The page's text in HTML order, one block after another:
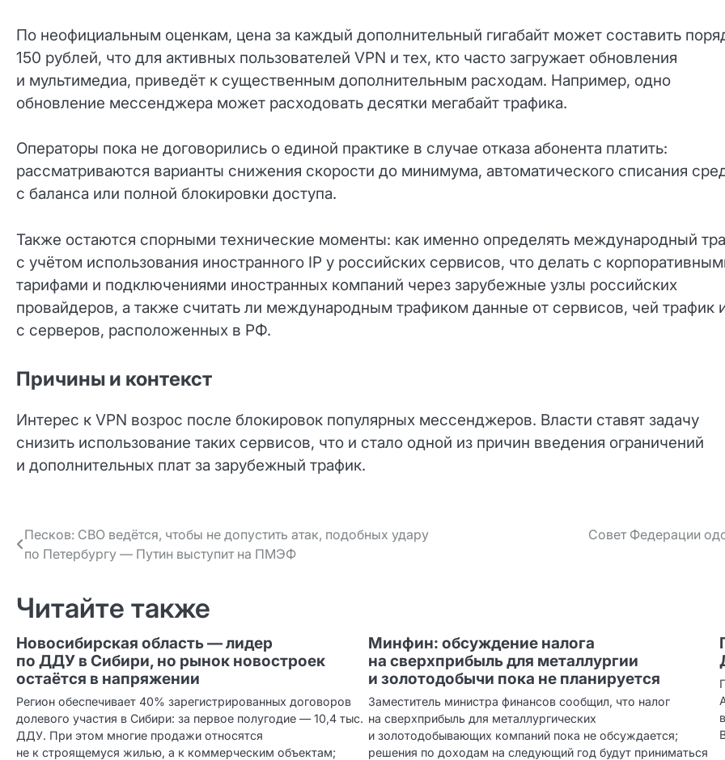
По неофициальным оценкам, цена за каждый дополнительный гигабайт может составить
150 рублей, что для активных пользователей VPN и тех, кто часто загружает обновления
и мультимедиа, приведёт к существенным дополнительным расходам. Например, одно
обновление мессенджера может расходовать десятки мегабайт трафика.
Операторы пока не договорились о единой практике в случае отказа абонента платить:
рассматриваются варианты снижения скорости до минимума, автоматического списания
с баланса или полной блокировки доступа.
Также остаются спорными технические моменты: как именно определять международный
с учётом использования иностранного IP у российских сервисов, что делать с
тарифами и подключениями иностранных компаний через зарубежные узлы российских
провайдеров, а также считать ли международным трафиком данные от сервисов, чей трафик
с серверов, расположенных в РФ.
Причины и контекст
Интерес к VPN возрос после блокировок популярных мессенджеров. Власти ставят задачу
снизить использование таких сервисов, что и стало одной из причин введения ограничений
и дополнительных плат за зарубежный трафик.
Навигация
по записям
Песков: СВО ведётся, чтобы не допустить атак, подобных удару
по Петербургу — Путин выступит на ПМЭФ
Совет Федерации
Читайте также
Новосибирская область — лидер
по ДДУ в Сибири, но рынок новостроек
остаётся в напряжении
Регион обеспечивает 40% зарегистрированных договоров
долевого участия в Сибири: за первое полугодие — 10,4 тыс.
ДДУ. При этом многие продажи относятся
не к строящемуся жилью, а к коммерческим объектам;
Минфин: обсуждение налога
на сверхприбыль для металлургии
и золотодобычи пока не планируется
Заместитель министра финансов сообщил, что налог
на сверхприбыль для металлургических
и золотодобывающих компаний пока не обсуждается;
решения по доходам на следующий год будут приниматься